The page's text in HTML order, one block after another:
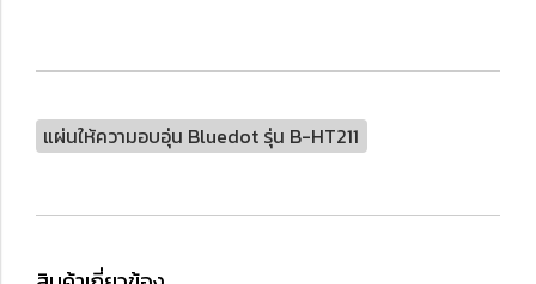
แผ่นให้ความอบอุ่น Bluedot รุ่น B-HT211